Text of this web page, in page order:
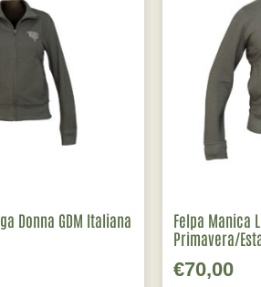
Donna GDM Italiana
Felpa Manica
Primavera/
€70,00